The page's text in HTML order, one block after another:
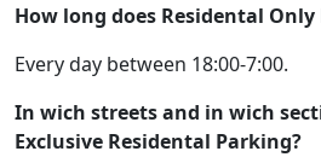
How long does Residental
Every day between 18:00-7:00.
In wich streets and in wich
Exclusive Residental Parking?